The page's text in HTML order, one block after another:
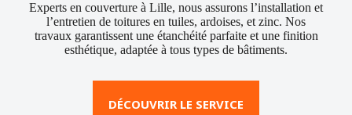
Experts en couverture à Lille, nous assurons l’installation et
l’entretien de toitures en tuiles, ardoises, et zinc. Nos
travaux garantissent une étanchéité parfaite et une finition
esthétique, adaptée à tous types de bâtiments.
DÉCOUVRIR LE SERVICE